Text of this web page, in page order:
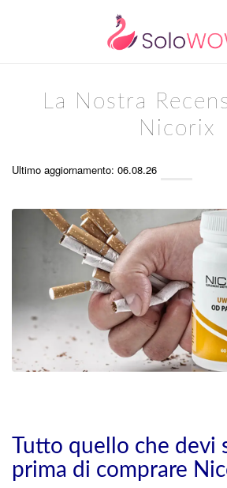
La Nostra
Nicorix
Ultimo aggiornamento: 06.08.26
Tutto quello che devi
prima di comprare